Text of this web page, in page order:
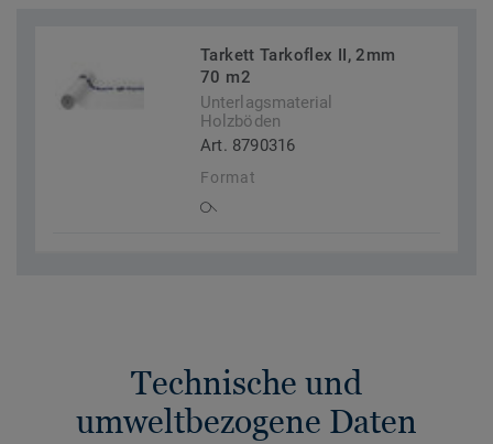
Tarkett Tarkoflex II, 2mm
70 m2
Unterlagsmaterial
Holzböden
Art. 8790316
Format
Technische und
umweltbezogene Daten